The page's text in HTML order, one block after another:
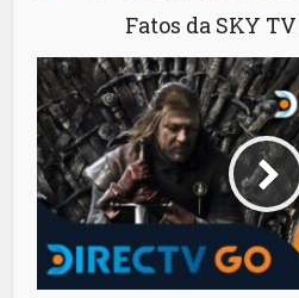
Fatos da SKY